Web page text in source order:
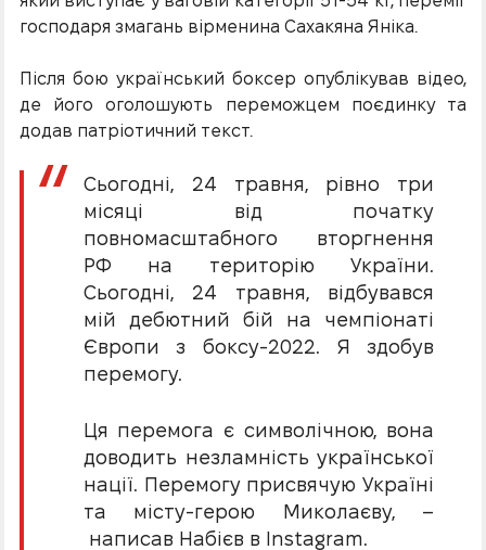
господаря змагань вірменина Сахакяна Яніка.
Після бою український боксер опублікував відео,
де його оголошують переможцем поєдинку та
додав патріотичний текст.
Сьогодні, 24 травня, рівно три
місяці від початку
повномасштабного вторгнення
РФ на територію України.
Сьогодні, 24 травня, відбувався
мій дебютний бій на чемпіонаті
Європи з боксу-2022. Я здобув
перемогу.
Ця перемога є символічною, вона
доводить незламність української
нації. Перемогу присвячую Україні
та місту-герою Миколаєву, –
написав Набієв в Instagram.